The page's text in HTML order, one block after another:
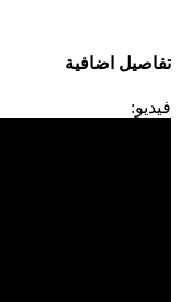
تفاصيل اضافية
فيديو: